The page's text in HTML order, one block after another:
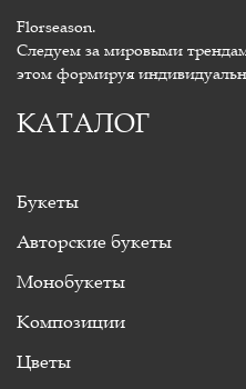
Florseason.
Следуем за мировыми
этом формируя
КАТАЛОГ
Букеты
Авторские букеты
Монобукеты
Композиции
Цветы